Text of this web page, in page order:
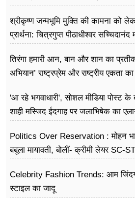
श्रीकृष्ण जन्मभूमि मुक्ति की कामना को
प्रार्थना: चित्रगुप्त पीठाधीश्वर सच्चिदानंद
तिरंगा हमारी आन, बान और शान का
अभियान’ राष्ट्रप्रेम और राष्ट्रीय
'आ रहे भगवाधारी', सोशल मीडिया पोस्ट के
शाही मस्जिद ईदगाह पर जलाभिषेक का
Politics Over Reservation : मोहन
बबूला मायावती, बोलीं- क्रीमी लेयर SC-
Celebrity Fashion Trends: आम
स्टाइल का जादू